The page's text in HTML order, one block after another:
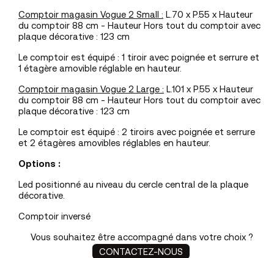
Comptoir magasin Vogue 2 Small : L.70 x P.55 x Hauteur
du comptoir 88 cm - Hauteur Hors tout du comptoir avec
plaque décorative : 123 cm
Le comptoir est équipé : 1 tiroir avec poignée et serrure et
1 étagère amovible réglable en hauteur.
Comptoir magasin Vogue 2 Large : L.101 x P.55 x Hauteur
du comptoir 88 cm - Hauteur Hors tout du comptoir avec
plaque décorative : 123 cm
Le comptoir est équipé : 2 tiroirs avec poignée et serrure
et 2 étagères amovibles réglables en hauteur.
Options :
Led positionné au niveau du cercle central de la plaque
décorative.
Comptoir inversé
Vous souhaitez être accompagné dans votre choix ?
CONTACTEZ-NOUS